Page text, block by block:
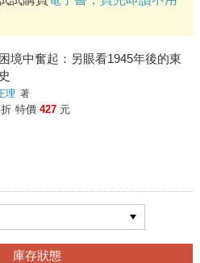
境中奮起：另眼看1945年後的東
理 著
折 特價 427 元
庫存狀態